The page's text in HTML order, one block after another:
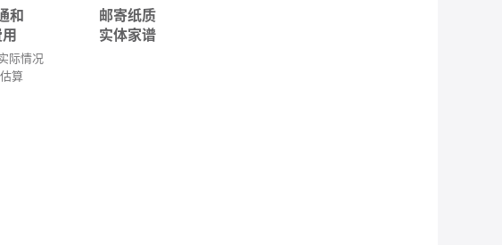
和
际情况
算
邮寄纸质
实体家谱